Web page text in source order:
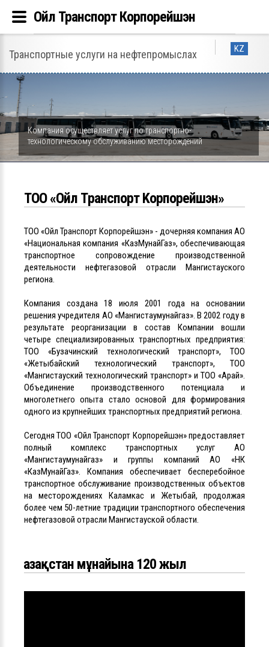
KZ
Транспортные услуги на нефтепромыслах
Компания осуществляет услуг по транспортно-
технологическому обслуживанию месторождений
ТОО «Ойл Tранспорт Kорпорейшэн»
ТОО «Ойл Транспорт Корпорейшэн» - дочерняя компания АО
«Национальная компания «КазМунайГаз», обеспечивающая
транспортное сопровождение производственной
деятельности нефтегазовой отрасли Мангистауского
региона.
Компания создана 18 июля 2001 года на основании
решения учредителя АО «Мангистаумунайгаз». В 2002 году в
результате реорганизации в состав Компании вошли
четыре специализированных транспортных предприятия:
ТОО «Бузачинский технологический транспорт», ТОО
«Жетыбайский технологический транспорт», ТОО
«Мангистауский технологический транспорт» и ТОО «Арай».
Объединение производственного потенциала и
многолетнего опыта стало основой для формирования
одного из крупнейших транспортных предприятий региона.
Сегодня ТОО «Ойл Транспорт Корпорейшэн» предоставляет
полный комплекс транспортных услуг АО
«Мангистаумунайгаз» и группы компаний АО «НК
«КазМунайГаз». Компания обеспечивает бесперебойное
транспортное обслуживание производственных объектов
на месторождениях Каламкас и Жетыбай, продолжая
более чем 50-летние традиции транспортного обеспечения
нефтегазовой отрасли Мангистауской области.
Қазақстан мұнайына 120 жыл
Ойл Транспорт Корпорейшэн